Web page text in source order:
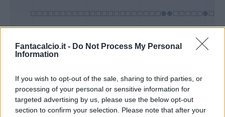
Fantacalcio.it - Do Not Process My Personal
Information
If you wish to opt-out of the sale, sharing to third parties, or
processing of your personal or sensitive information for
targeted advertising by us, please use the below opt-out
section to confirm your selection. Please note that after your
Quotazioni